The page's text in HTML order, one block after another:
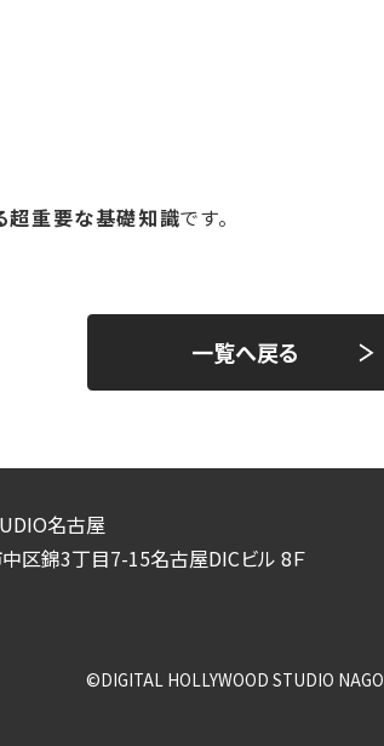
超重要な基礎知識です。
一覧へ戻る
名古屋
区錦3丁目7-15名古屋DICビル 8Ｆ
©DIGITAL HOLLYWOOD STUDIO